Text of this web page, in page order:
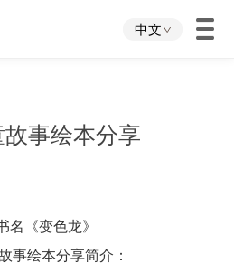
中文
故事绘本分享
名《变色龙》
事绘本分享简介：